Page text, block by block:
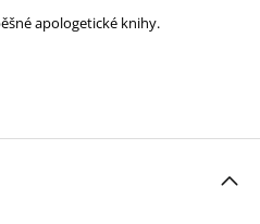
apologetické knihy.